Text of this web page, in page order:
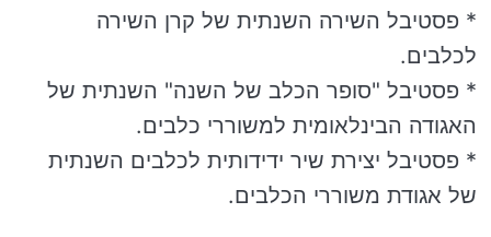
* פסטיבל השירה השנתית של קרן השירה
לכלבים.
* פסטיבל "סופר הכלב של השנה" השנתית של
האגודה הבינלאומית למשוררי כלבים.
* פסטיבל יצירת שיר ידידותית לכלבים השנתית
של אגודת משוררי הכלבים.